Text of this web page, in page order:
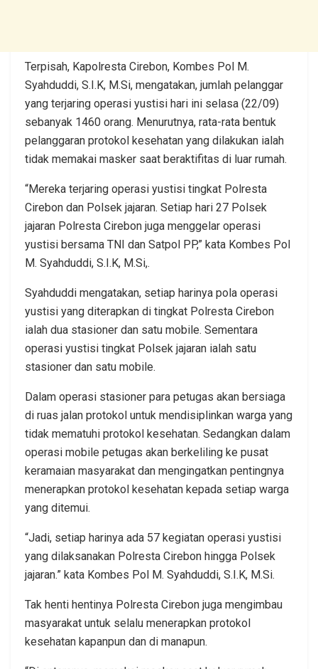
Terpisah, Kapolresta Cirebon, Kombes Pol M.
Syahduddi, S.I.K, M.Si, mengatakan, jumlah pelanggar
yang terjaring operasi yustisi hari ini selasa (22/09)
sebanyak 1460 orang. Menurutnya, rata-rata bentuk
pelanggaran protokol kesehatan yang dilakukan ialah
tidak memakai masker saat beraktifitas di luar rumah.
“Mereka terjaring operasi yustisi tingkat Polresta
Cirebon dan Polsek jajaran. Setiap hari 27 Polsek
jajaran Polresta Cirebon juga menggelar operasi
yustisi bersama TNI dan Satpol PP,” kata Kombes Pol
M. Syahduddi, S.I.K, M.Si,.
Syahduddi mengatakan, setiap harinya pola operasi
yustisi yang diterapkan di tingkat Polresta Cirebon
ialah dua stasioner dan satu mobile. Sementara
operasi yustisi tingkat Polsek jajaran ialah satu
stasioner dan satu mobile.
Dalam operasi stasioner para petugas akan bersiaga
di ruas jalan protokol untuk mendisiplinkan warga yang
tidak mematuhi protokol kesehatan. Sedangkan dalam
operasi mobile petugas akan berkeliling ke pusat
keramaian masyarakat dan mengingatkan pentingnya
menerapkan protokol kesehatan kepada setiap warga
yang ditemui.
“Jadi, setiap harinya ada 57 kegiatan operasi yustisi
yang dilaksanakan Polresta Cirebon hingga Polsek
jajaran.” kata Kombes Pol M. Syahduddi, S.I.K, M.Si.
Tak henti hentinya Polresta Cirebon juga mengimbau
masyarakat untuk selalu menerapkan protokol
kesehatan kapanpun dan di manapun.